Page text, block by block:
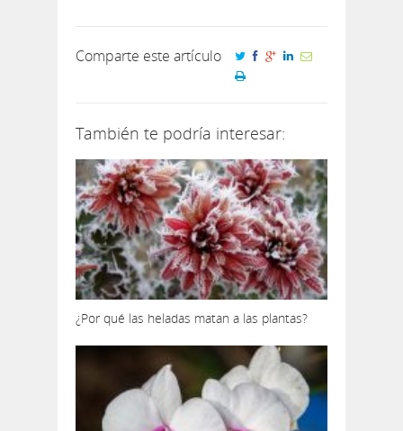
Comparte este artículo
También te podría interesar:
¿Por qué las heladas matan a las plantas?